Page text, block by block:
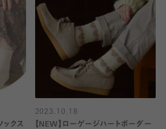
ックス
2023.10.18
【NEW】ローゲージハートボーダー